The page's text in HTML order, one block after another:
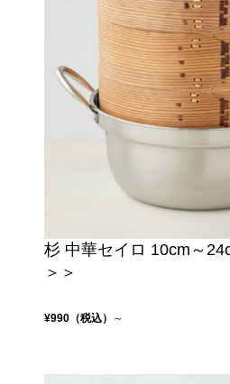
杉 中華セイロ 10cm～
＞＞
¥990（税込） ～